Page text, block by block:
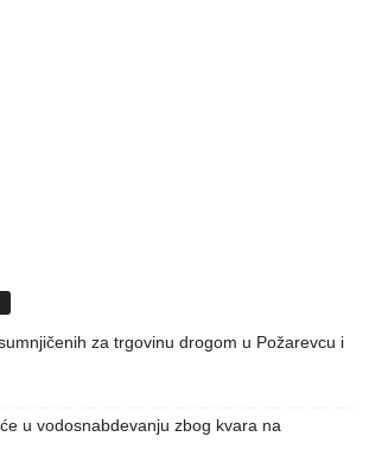
za trgovinu drogom u Požarevcu i
u vodosnabdevanju zbog kvara na